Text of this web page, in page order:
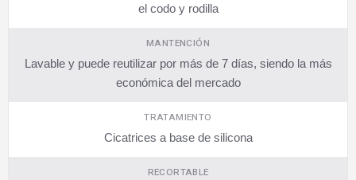
el codo y rodilla
MANTENCIÓN
Lavable y puede reutilizar por más de 7 días, siendo la más
económica del mercado
TRATAMIENTO
Cicatrices a base de silicona
RECORTABLE